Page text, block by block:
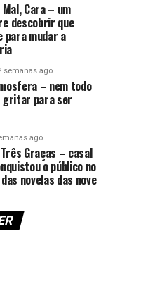
Cara – um
descobrir que
para mudar a
semanas ago
– nem todo
gritar para ser
ago
Graças – casal
o público no
novelas das nove